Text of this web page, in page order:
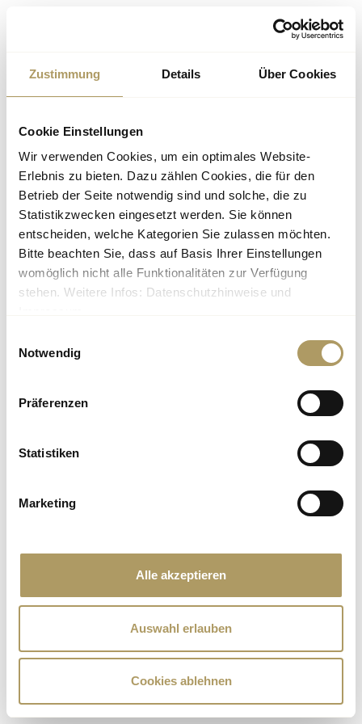
Zustimmung Details Über Cookies
Cookie Einstellungen
Wir verwenden Cookies, um ein optimales Website-
Erlebnis zu bieten. Dazu zählen Cookies, die für den
Betrieb der Seite notwendig sind und solche, die zu
Statistikzwecken eingesetzt werden. Sie können
entscheiden, welche Kategorien Sie zulassen möchten.
Bitte beachten Sie, dass auf Basis Ihrer Einstellungen
womöglich nicht alle Funktionalitäten zur Verfügung
stehen. Weitere Infos: Datenschutzhinweise und
Notwendig
Präferenzen
Statistiken
Marketing
Alle akzeptieren
Auswahl erlauben
Cookies ablehnen
Something went wrong!